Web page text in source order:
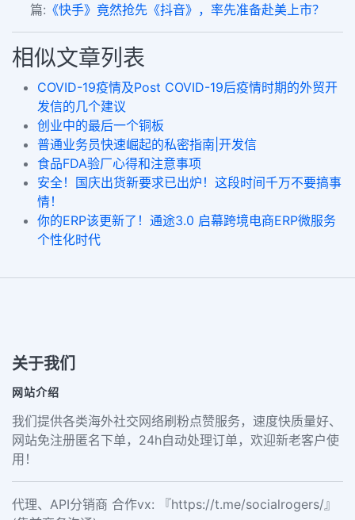
篇: 《快手》竟然抢先《抖音》，率先准备赴美上市？
相似文章列表
COVID-19疫情及Post COVID-19后疫情时期的外贸开
发信的几个建议
创业中的最后一个铜板
普通业务员快速崛起的私密指南|开发信
食品FDA验厂心得和注意事项
安全！国庆出货新要求已出炉！这段时间千万不要搞事
情！
你的ERP该更新了！通途3.0 启幕跨境电商ERP微服务
个性化时代
关于我们
网站介绍
我们提供各类海外社交网络刷粉点赞服务，速度快质量好、
网站免注册匿名下单，24h自动处理订单，欢迎新老客户使
用！
代理、API分销商 合作vx: 『https://t.me/socialrogers/』